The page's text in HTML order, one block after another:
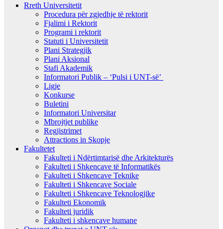
Rreth Universitetit
Procedura për zgjedhje të rektorit
Fjalimi i Rektorit
Programi i rektorit
Statuti i Universitetit
Plani Strategjik
Plani Aksional
Stafi Akademik
Informatori Publik – ‘Pulsi i UNT-së’
Ligje
Konkurse
Buletini
Informatori Universitar
Mbrojtjet publike
Regjistrimet
Attractions in Skopje
Fakultetet
Fakulteti i Ndërtimtarisë dhe Arkitekturës
Fakulteti i Shkencave të Informatikës
Fakulteti i Shkencave Teknike
Fakulteti i Shkencave Sociale
Fakulteti i Shkencave Teknologjike
Fakulteti Ekonomik
Fakulteti juridik
Fakulteti i shkencave humane